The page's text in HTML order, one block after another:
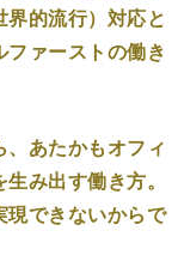
的流行）対応と
ァーストの働き
あたかもオフィ
み出す働き方。
現できないからで